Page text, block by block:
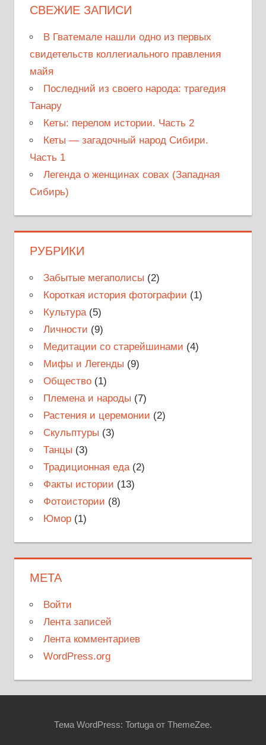
СВЕЖИЕ ЗАПИСИ
В Гватемале нашли одно из первых
свидетельств коллегиального правления
майя
Последний из своего народа: трагедия
Танару
Кеты: перелом истории. Часть 2
Кеты — загадочный народ Сибири.
Часть 1
Легенда о женщинах совах (Западная
Сибирь)
РУБРИКИ
Забытые мегаполисы (2)
Короткая история фотографии (1)
Культура(5)
Личности (9)
Медитации со старейшинами (4)
Мифы и Легенды (9)
Общество(1)
Племена и народы (7)
Растения и церемонии (2)
Скульптуры (3)
Танцы (3)
Традиционная еда(2)
Факты истории (13)
Фотоистории (8)
Юмор(1)
МЕТА
Войти
Лента записей
Лента комментариев
WordPress.org
Тема WordPress: Tortuga от ThemeZee.